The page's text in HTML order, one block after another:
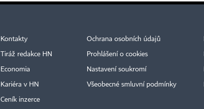
Kontakty
Tiráž redakce HN
Economia
Kariéra v HN
Ceník inzerce
Ochrana osobních údajů
Prohlášení o cookies
Nastavení soukromí
Všeobecné smluvní podmínky